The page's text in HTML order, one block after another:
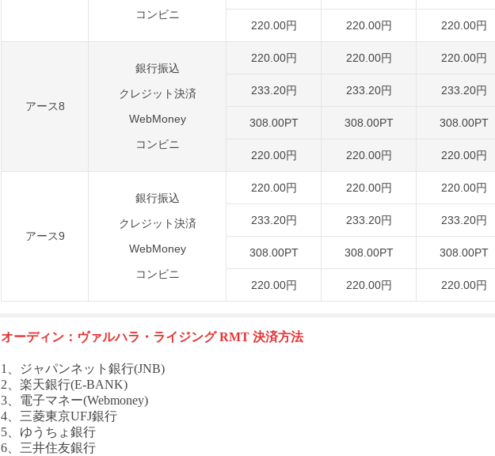
コンビニ
220.00円 220.00円 220.00円
アース8
銀行振込
クレジット決済
WebMoney
コンビニ
220.00円 220.00円 220.00円
233.20円 233.20円 233.20円
308.00PT 308.00PT 308.00PT
220.00円 220.00円 220.00円
アース9
銀行振込
クレジット決済
WebMoney
コンビニ
220.00円 220.00円 220.00円
233.20円 233.20円 233.20円
308.00PT 308.00PT 308.00PT
220.00円 220.00円 220.00円
オーディン：ヴァルハラ・ライジング RMT 決済方法
1、ジャパンネット銀行(JNB)
2、楽天銀行(E-BANK)
3、電子マネー(Webmoney)
4、三菱東京UFJ銀行
5、ゆうちょ銀行
6、三井住友銀行